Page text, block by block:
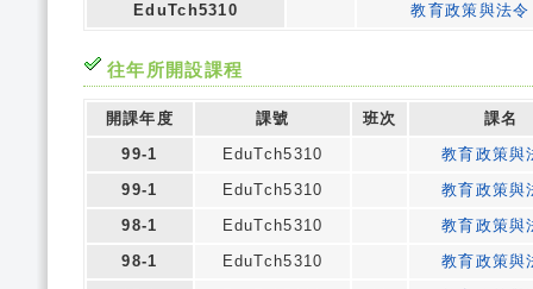
EduTch5310
教育政策與法令
往年所開設課程
開課年度 課號 班次
課名
99-1
EduTch5310
教育政策與
99-1
EduTch5310
教育政策與
98-1
EduTch5310
教育政策與
98-1
EduTch5310
教育政策與